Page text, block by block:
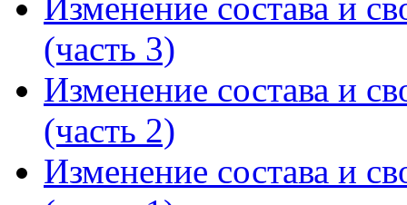
(часть 3)
Изменение состава и
(часть 2)
Изменение состава и